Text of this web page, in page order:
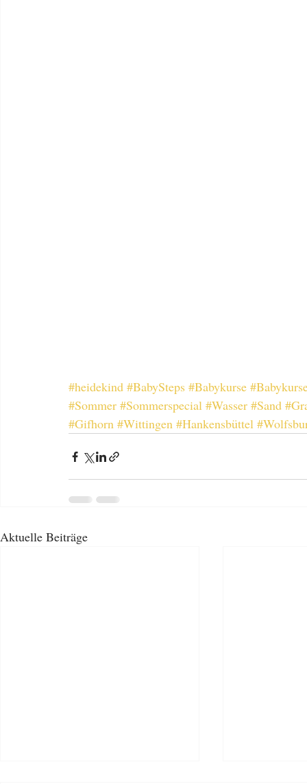
#heidekind #BabySteps #Babykurse
#Sommer #Sommerspecial #Wasser #Sand
#Gifhorn #Wittingen #Hankensbüttel
Aktuelle Beiträge